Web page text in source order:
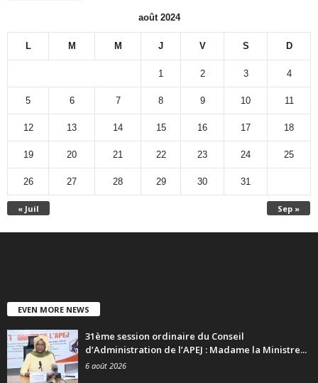
août 2024
L M M J V S D
« Juil Sep »
1 2 3 4
5 6 7 8 9 10 11
12 13 14 15 16 17 18
19 20 21 22 23 24 25
26 27 28 29 30 31
EVEN MORE NEWS
31ème session ordinaire du Conseil
d’Administration de l’APEJ : Madame la Ministre...
6 août 2026